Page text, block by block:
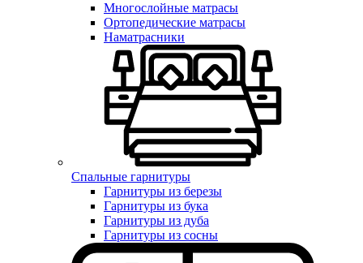
Многослойные матрасы
Ортопедические матрасы
Наматрасники
Спальные гарнитуры
Гарнитуры из березы
Гарнитуры из бука
Гарнитуры из дуба
Гарнитуры из сосны